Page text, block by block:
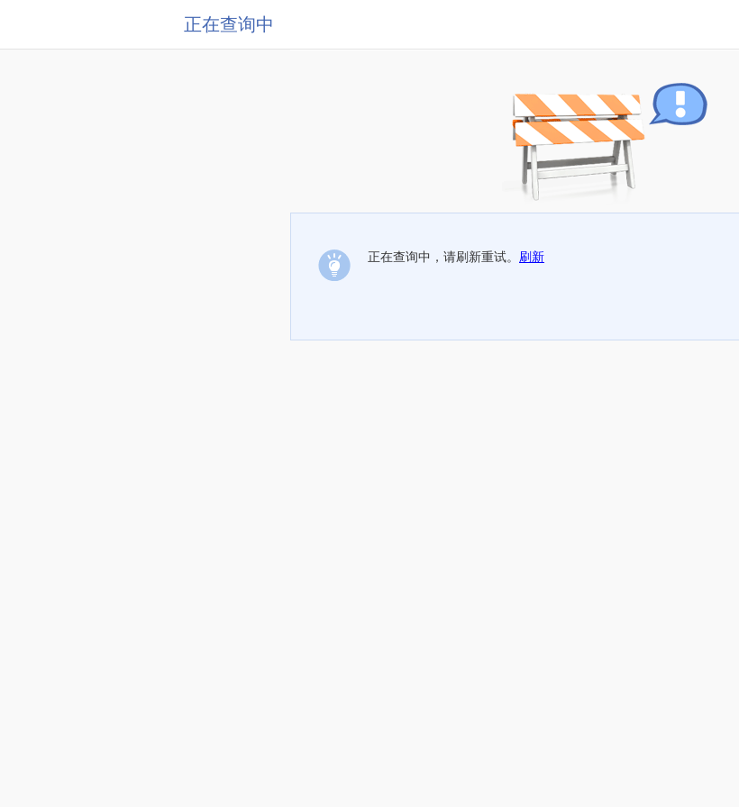
正在查询中
正在查询中，请刷新重试。 刷新